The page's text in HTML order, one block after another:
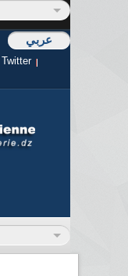
عربي
Twitter